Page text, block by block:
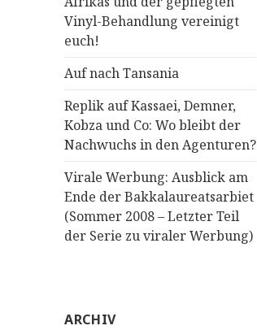
Vinyl-Behandlung vereinigt
euch!
Auf nach Tansania
Replik auf Kassaei, Demner,
Kobza und Co: Wo bleibt der
Nachwuchs in den Agenturen?
Virale Werbung: Ausblick am
Ende der Bakkalaureatsarbiet
(Sommer 2008 – Letzter Teil
der Serie zu viraler Werbung)
ARCHIV